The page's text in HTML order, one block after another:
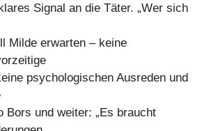
Signal an die Täter. „Wer sich
Milde erwarten – keine
psychologischen Ausreden und
Bors und weiter: „Es braucht